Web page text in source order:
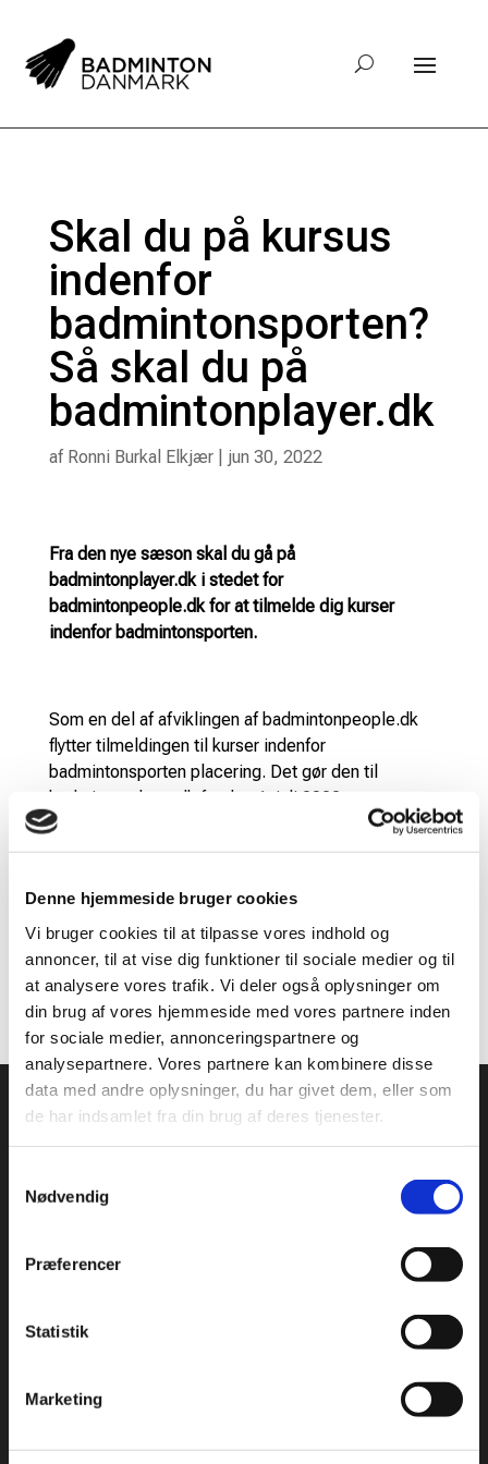
Denne hjemmeside bruger cookies
Vi bruger cookies til at tilpasse vores indhold og
annoncer, til at vise dig funktioner til sociale medier og til
at analysere vores trafik. Vi deler også oplysninger om
din brug af vores hjemmeside med vores partnere inden
for sociale medier, annonceringspartnere og
analysepartnere. Vores partnere kan kombinere disse
data med andre oplysninger, du har givet dem, eller som
de har indsamlet fra din brug af deres tjenester.
Nødvendig
Præferencer
Statistik
Marketing
Skal du på kursus
indenfor
badmintonsporten?
Så skal du på
badmintonplayer.dk
af Ronni Burkal Elkjær| jun 30, 2022
Fra den nye sæson skal du gå på
badmintonplayer.dk i stedet for
badmintonpeople.dk for at tilmelde dig kurser
indenfor badmintonsporten.
Som en del af afviklingen af badmintonpeople.dk
flytter tilmeldingen til kurser indenfor
badmintonsporten placering. Det gør den til
badmintonplayer.dk fra den 1. juli 2022.
Så skal du på trænerkursus, Tournament Planner-
badmintonplayer.dk for at tilmelde dig.
Klik her for at tilgå kursusoversigten på
badmintonplayer.dk
Idrættens Hus
Bank: 2217 8390133333
ÅBNINGSTIDER: